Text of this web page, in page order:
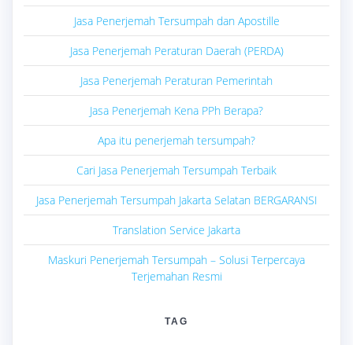
Jasa Penerjemah Tersumpah dan Apostille
Jasa Penerjemah Peraturan Daerah (PERDA)
Jasa Penerjemah Peraturan Pemerintah
Jasa Penerjemah Kena PPh Berapa?
Apa itu penerjemah tersumpah?
Cari Jasa Penerjemah Tersumpah Terbaik
Jasa Penerjemah Tersumpah Jakarta Selatan BERGARANSI
Translation Service Jakarta
Maskuri Penerjemah Tersumpah – Solusi Terpercaya
Terjemahan Resmi
TAG